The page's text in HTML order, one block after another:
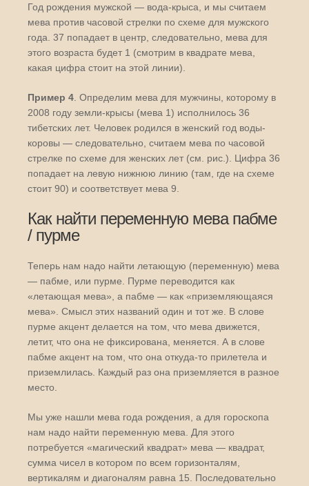
Год рождения мужской — вода-крыса, и мы считаем
мева против часовой стрелки по схеме для мужского
года. 37 попадает в центр, следовательно, мева для
этого возраста будет 1 (смотрим в квадрате мева,
какая цифра стоит на этой линии).
Пример 4 . Определим мева для мужчины, которому в
2008 году земли-крысы (мева 1) исполнилось 36
тибетских лет. Человек родился в женский год воды-
коровы — следовательно, считаем мева по часовой
стрелке по схеме для женских лет (см. рис.). Цифра 36
попадает на левую нижнюю линию (там, где на схеме
стоит 90) и соответствует мева 9.
Как найти переменную мева пабме
/ пурме
Теперь нам надо найти летающую (переменную) мева
— пабме, или пурме. Пурме переводится как
«летающая мева», а пабме — как «приземляющаяся
мева». Смысл этих названий один и тот же. В слове
пурме акцент делается на том, что мева движется,
летит, что она не фиксирована, меняется. А в слове
пабме акцент на том, что она откуда-то прилетела и
приземлилась. Каждый раз она приземляется в разное
место.
Мы уже нашли мева года рождения, а для гороскопа
нам надо найти переменную мева. Для этого
потребуется «магический квадрат» мева — квадрат,
сумма чисел в котором по всем горизонталям,
вертикалям и диагоналям равна 15. Последовательно